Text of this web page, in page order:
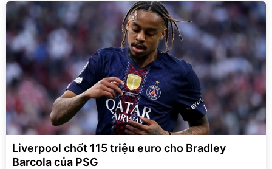
Liverpool chốt 115 triệu euro cho Bradley
Barcola của PSG